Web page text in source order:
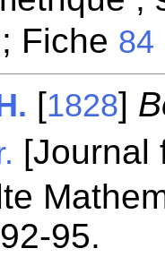
Fiche 84
[1828]
[Journal
95.